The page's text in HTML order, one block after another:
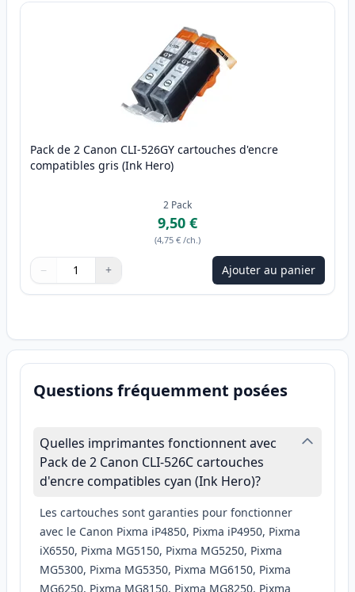
Pack de 2 Canon CLI-526GY cartouches d'encre
compatibles gris (Ink Hero)
2 Pack
9,50 €
(4,75 € /ch.)
Quantité
Utilisez les boutons pour ajuster
− +
Quantité Ajouter au panier
Questions fréquemment posées
Quelles imprimantes fonctionnent avec
Pack de 2 Canon CLI-526C cartouches
d'encre compatibles cyan (Ink Hero)?
Les cartouches sont garanties pour fonctionner
avec le Canon Pixma iP4850, Pixma iP4950, Pixma
iX6550, Pixma MG5150, Pixma MG5250, Pixma
MG5300, Pixma MG5350, Pixma MG6150, Pixma
MG6250, Pixma MG8150, Pixma MG8250, Pixma